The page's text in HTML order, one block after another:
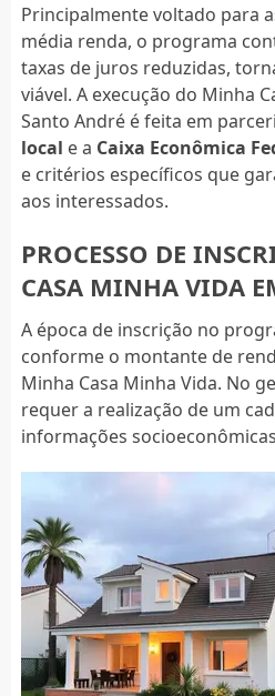
Principalmente voltado para
média renda, o programa
taxas de juros reduzidas,
viável. A execução do Minha
Santo André é feita em
local e a Caixa Econômica
e critérios específicos que
aos interessados.
PROCESSO DE
CASA MINHA VIDA
A época de inscrição no
conforme o montante de
Minha Casa Minha Vida. No
requer a realização de um
informações